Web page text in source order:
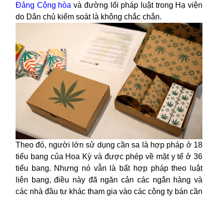
Đảng Cộng hòa và đường lối pháp luật trong Hạ viện
do Dân chủ kiểm soát là không chắc chắn.
Theo đó, người lớn sử dụng cần sa là hợp pháp ở 18
tiểu bang của Hoa Kỳ và được phép về mặt y tế ở 36
tiểu bang. Nhưng nó vẫn là bất hợp pháp theo luật
liên bang, điều này đã ngăn cản các ngân hàng và
các nhà đầu tư khác tham gia vào các công ty bán cần